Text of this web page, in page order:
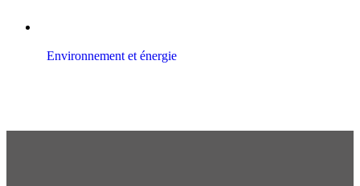
Environnement et énergie